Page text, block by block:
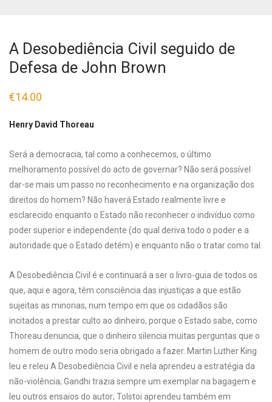
A Desobediência Civil seguido de
Defesa de John Brown
€14.00
Henry David Thoreau
Será a democracia, tal como a conhecemos, o último
melhoramento possível do acto de governar? Não será possível
dar-se mais um passo no reconhecimento e na organização dos
direitos do homem? Não haverá Estado realmente livre e
esclarecido enquanto o Estado não reconhecer o indivíduo como
poder superior e independente (do qual deriva todo o poder e a
autoridade que o Estado detém) e enquanto não o tratar como tal.
A Desobediência Civil é e continuará a ser o livro-guia de todos os
que, aqui e agora, têm consciência das injustiças a que estão
sujeitas as minorias, num tempo em que os cidadãos são
incitados a prestar culto ao dinheiro, porque o Estado sabe, como
Thoreau denuncia, que o dinheiro silencia muitas perguntas que o
homem de outro modo seria obrigado a fazer. Martin Luther King
leu e releu A Desobediência Civil e nela aprendeu a estratégia da
não-violência; Gandhi trazia sempre um exemplar na bagagem e
leu outros ensaios do autor; Tolstoi aprendeu também em